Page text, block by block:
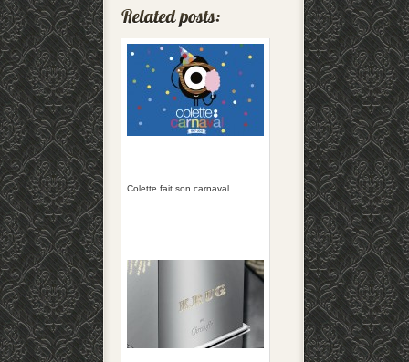
Colette fait son carnaval